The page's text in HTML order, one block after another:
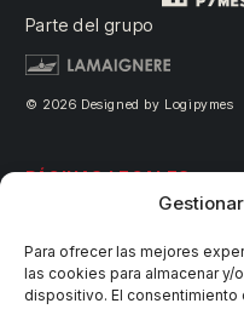
Para ofrecer las mejores
las cookies para almacenar y/
dispositivo. El
Parte del grupo
© 2026 Designed by Logipymes
PÁGINAS LEGALES
Política de privacidad